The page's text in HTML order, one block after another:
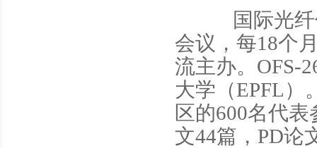
国际光纤
会议，每18个
流主办。OFS-
大学（EPFL）
区的600名代
文44篇，PD论